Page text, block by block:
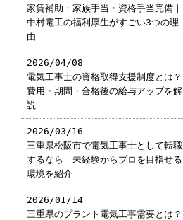
家賃補助・家族手当・資格手当完備｜
中村電工の福利厚生がすごい3つの理
由
2026/04/08
電気工事士の資格取得支援制度とは？
費用・期間・合格後の給与アップを解
説
2026/03/16
三重県松阪市で電気工事士として転職
するなら｜未経験からプロを目指せる
環境を紹介
2026/01/14
三重県のプラント電気工事需要とは？